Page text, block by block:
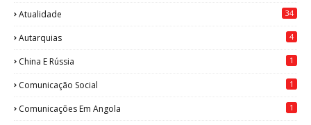
Atualidade 34
Autarquias 4
China E Rússia 1
Comunicação Social 1
Comunicações Em Angola 1